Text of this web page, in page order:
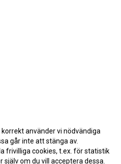
använder vi nödvändiga
går inte att stänga av.
frivilliga cookies, t.ex. för statistik
om du vill acceptera dessa.